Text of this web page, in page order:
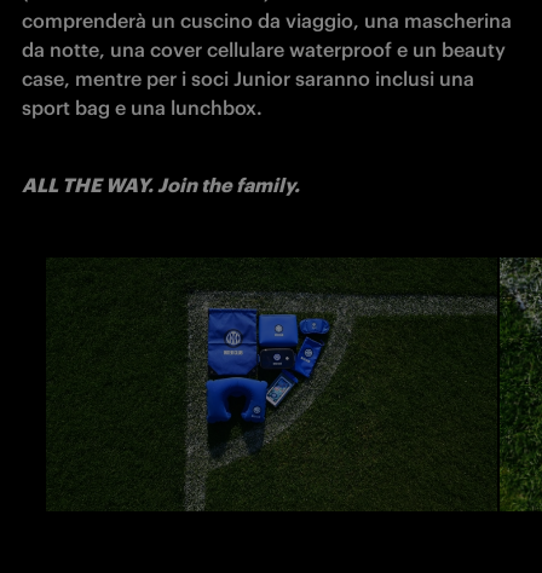
comprenderà un cuscino da viaggio, una mascherina
da notte, una cover cellulare waterproof e un beauty
case, mentre per i soci Junior saranno inclusi una
sport bag e una lunchbox.
ALL THE WAY. Join the family.